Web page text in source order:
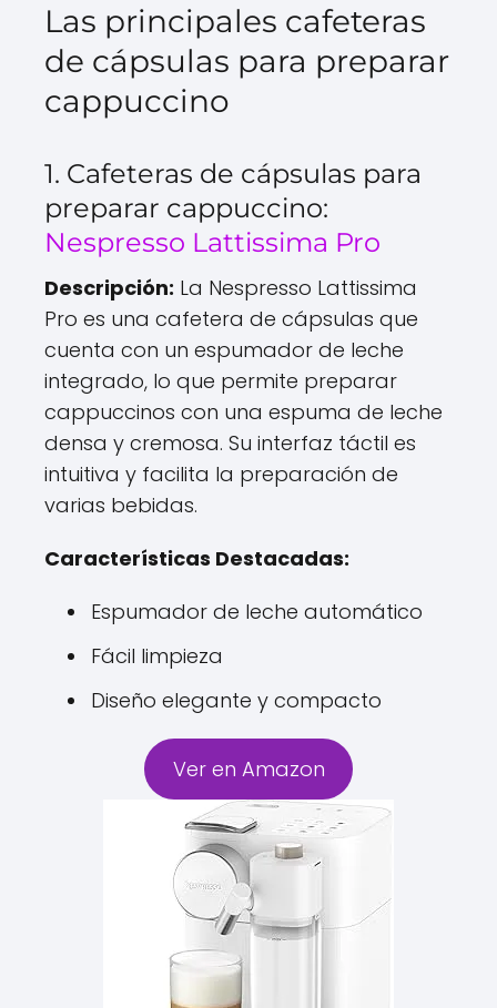
Las principales cafeteras
de cápsulas para preparar
cappuccino
1. Cafeteras de cápsulas para
preparar cappuccino:
Nespresso Lattissima Pro
Descripción: La Nespresso Lattissima
Pro es una cafetera de cápsulas que
cuenta con un espumador de leche
integrado, lo que permite preparar
cappuccinos con una espuma de leche
densa y cremosa. Su interfaz táctil es
intuitiva y facilita la preparación de
varias bebidas.
Características Destacadas:
Espumador de leche automático
Fácil limpieza
Diseño elegante y compacto
Ver en Amazon